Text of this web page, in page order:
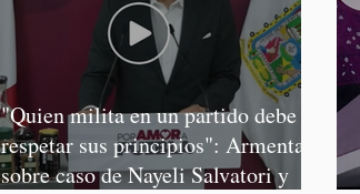
"Quien milita en un partido debe
respetar sus principios": Armenta,
sobre caso de Nayeli Salvatori y